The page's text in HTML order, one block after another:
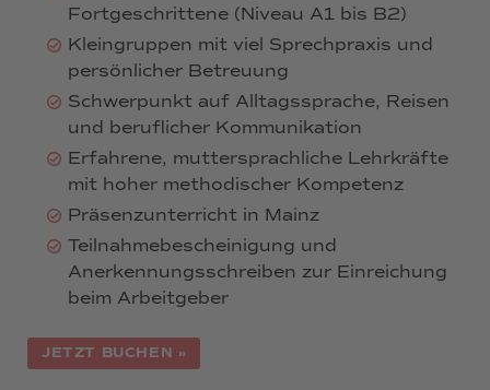
Fortgeschrittene (Niveau A1 bis B2)
Kleingruppen mit viel Sprechpraxis und
persönlicher Betreuung
Schwerpunkt auf Alltagssprache, Reisen
und beruflicher Kommunikation
Erfahrene, muttersprachliche Lehrkräfte
mit hoher methodischer Kompetenz
Präsenzunterricht in Mainz
Teilnahmebescheinigung und
Anerkennungsschreiben zur Einreichung
beim Arbeitgeber
JETZT BUCHEN »